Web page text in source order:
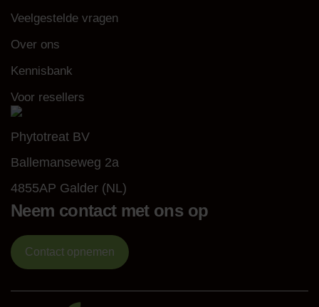
Veelgestelde vragen
Over ons
Kennisbank
Voor resellers
Phytotreat BV
Ballemanseweg 2a
4855AP Galder (NL)
Neem contact met ons op
Contact opnemen